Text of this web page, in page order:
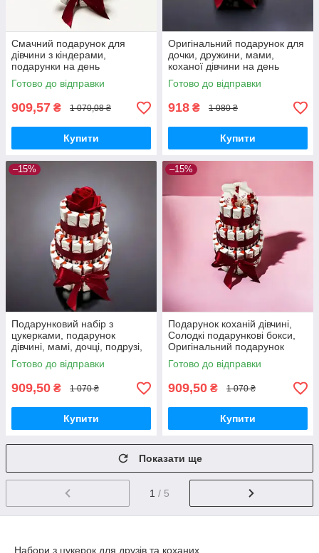
Смачний подарунок для
дівчини з кіндерами,
подарунки на день
народження дівчині, коханій,
дочці солодкий подарунковий
Готово до відправки
909,57 ₴ 1 070,08 ₴
Купити
Оригінальний подарунок для
дочки, дружини, мами,
коханої дівчини на день
народження
Готово до відправки
918 ₴ 1 080 ₴
Купити
–15%
Подарунковий набір з
цукерками, подарунок
дівчині, мамі, дочці, подрузі,
дружині, коханій на день
народження.
Готово до відправки
909,50 ₴ 1 070 ₴
Купити
–15%
Подарунок коханій дівчині,
Солодкі подарункові бокси,
Оригінальний подарунок
своїй дружині, Сюрприз бокс
на день народження
Готово до відправки
909,50 ₴ 1 070 ₴
Купити
Показати ще
1 / 5
Набори з цукерок для друзів та коханих.